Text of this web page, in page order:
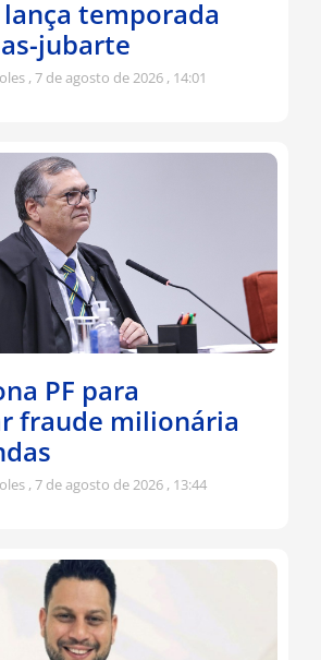
temporada
jubarte
7 de agosto de 2026 14:01
PF para
fraude milionária
7 de agosto de 2026 13:44